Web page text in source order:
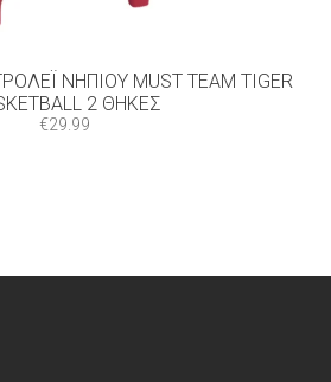
ΝΗΠΊΟΥ MUST TEAM TIGER
2 ΘΉΚΕΣ
€29.99